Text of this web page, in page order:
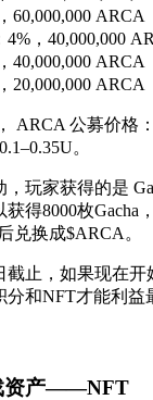
60,000,000 ARCA
，40,000,000
40,000,000 ARCA
20,000,000 ARCA
ARCA 公募价格
。
玩家获得的是
得8000枚Gacha
兑换成$ARCA。
截止，如果现在开
和NFT才能利益
资产——NFT